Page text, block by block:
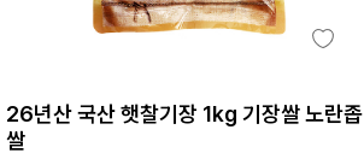
26년산 국산 햇찰기장 1kg 기장쌀 노란좁
쌀